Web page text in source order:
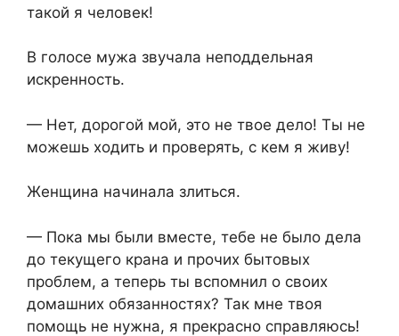
такой я человек!
В голосе мужа звучала неподдельная
искренность.
— Нет, дорогой мой, это не твое дело! Ты не
можешь ходить и проверять, с кем я живу!
Женщина начинала злиться.
— Пока мы были вместе, тебе не было дела
до текущего крана и прочих бытовых
проблем, а теперь ты вспомнил о своих
домашних обязанностях? Так мне твоя
помощь не нужна, я прекрасно справляюсь!